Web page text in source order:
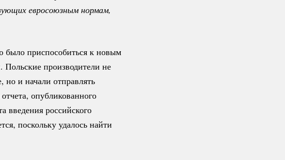
евросоюзным нормам,
приспособиться к новым
Польские производители не
но и начали отправлять
опубликованного
введения российского
поскольку удалось найти